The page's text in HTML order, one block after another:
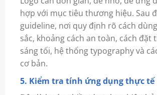
hợp với mục tiêu thương hiệu. Sau
guideline, nơi quy định rõ cách
sắc, khoảng cách an toàn, cách đặt
sáng tối, hệ thống typography và
cơ bản.
5. Kiểm tra tính ứng dụng thực tế